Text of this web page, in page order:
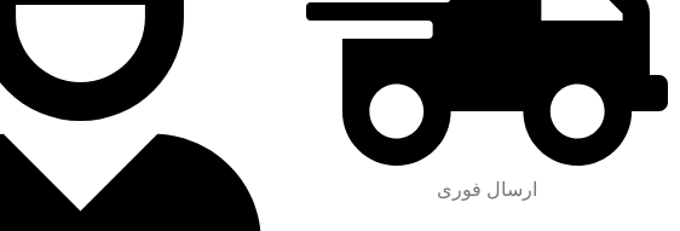
ارسال فوری